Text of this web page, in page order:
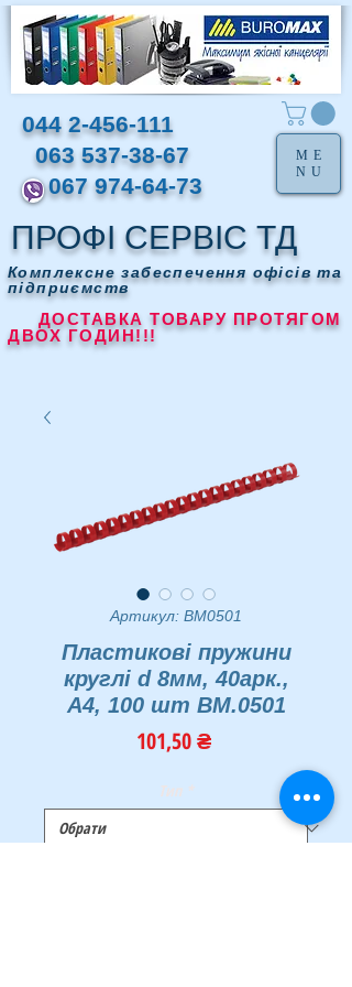
ПРОФІ СЕРВІС ТД
Комплексне забеспечення офісів та
підприємств
ДОСТАВКА ТОВАРУ ПРОТЯГОМ
ДВОХ ГОДИН!!!
044 2-456-111
063 537-38-67
067 974-64-73
ME
NU
Артикул: BM0501
Пластикові пружини
круглі d 8мм, 40арк.,
А4, 100 шт BM.0501
101,50 ₴Ціна
Тип *